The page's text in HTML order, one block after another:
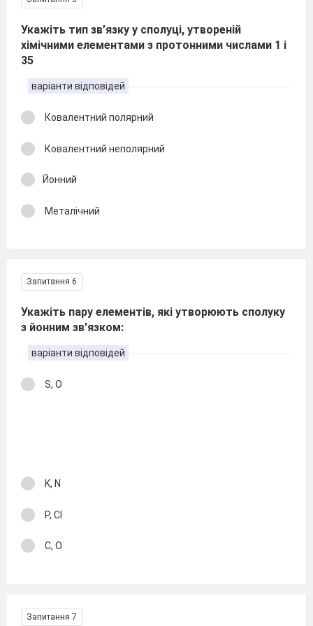
Укажіть тип зв’язку у сполуці, утвореній
хімічними елементами з протонними числами 1 і
35
варіанти відповідей
Ковалентний полярний
Ковалентний неполярний
Йонний
Металічний
Запитання 6
Укажіть пару елементів, які утворюють сполуку
з йонним зв′язком:
варіанти відповідей
S, O
K, N
P, Cl
C, O
Запитання 7